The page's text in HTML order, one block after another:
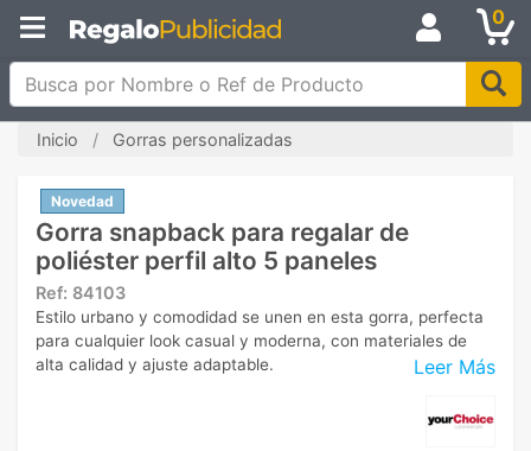
0
Busca por Nombre o Ref de Producto
Inicio Gorras personalizadas
Novedad
Gorra snapback para regalar de
poliéster perfil alto 5 paneles
Ref: 84103
Leer Más
Estilo urbano y comodidad se unen en esta gorra, perfecta
para cualquier look casual y moderna, con materiales de
alta calidad y ajuste adaptable.